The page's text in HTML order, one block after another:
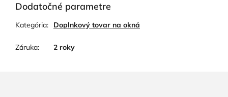
Dodatočné parametre
Kategória: Doplnkový tovar na okná
Záruka: 2 roky